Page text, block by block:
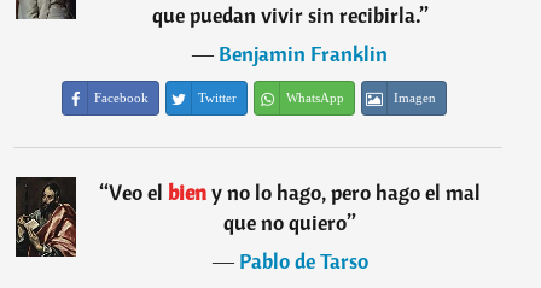
que puedan vivir sin recibirla.”
―Benjamin Franklin
Facebook Twitter WhatsApp Imagen
“Veo el bieny no lo hago, pero hago el mal
que no quiero”
―Pablo de Tarso